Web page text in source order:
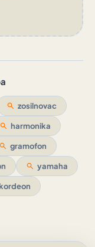
search zosilnovac
search harmonika
search gramofon
search yamaha